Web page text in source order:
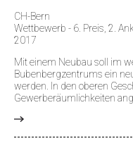
CH-Bern
Wettbewerb - 6. Preis, 2.
2017
Mit einem Neubau soll im
Bubenbergzentrums ein
werden. In den oberen
Gewerberäumlichkeiten